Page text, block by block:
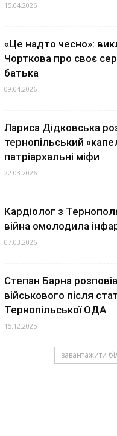
15.04.2026
«Це надто чесно»:
Чорткова про своє
батька
09.04.2026
Лариса Дідковська
тернопільський
патріархальні міфи
22.03.2026
Кардіолог з
війна омолодила
07.03.2026
Степан Барна
військового після
Тернопільської ОДА
15.12.2025
завантажити